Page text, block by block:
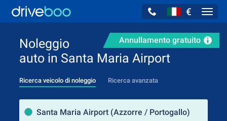
€
Annullamento gratuito
Noleggio
auto in Santa Maria Airport
Ricerca veicolo di noleggio Ricerca avanzata
Santa Maria Airport (Azzorre / Portogallo)